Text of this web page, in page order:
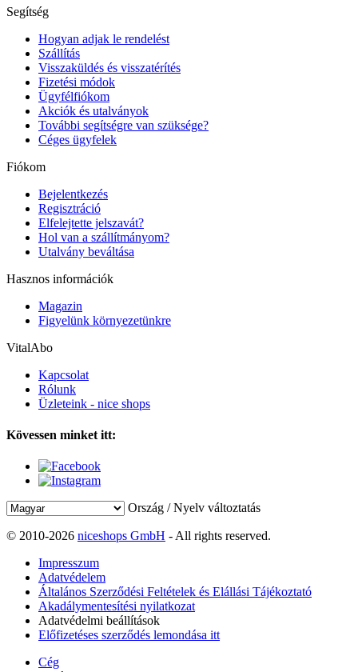
Segítség
Hogyan adjak le rendelést
Szállítás
Visszaküldés és visszatérítés
Fizetési módok
Ügyfélfiókom
Akciók és utalványok
További segítségre van szüksége?
Céges ügyfelek
Fiókom
Bejelentkezés
Regisztráció
Elfelejtette jelszavát?
Hol van a szállítmányom?
Utalvány beváltása
Hasznos információk
Magazin
Figyelünk környezetünkre
VitalAbo
Kapcsolat
Rólunk
Üzleteink - nice shops
Kövessen minket itt:
Ország / Nyelv változtatás
© 2010-2026 niceshops GmbH - All rights reserved.
Impresszum
Adatvédelem
Általános Szerződési Feltételek és Elállási Tájékoztató
Akadálymentesítési nyilatkozat
Adatvédelmi beállítások
Előfizetéses szerződés lemondása itt
Cég